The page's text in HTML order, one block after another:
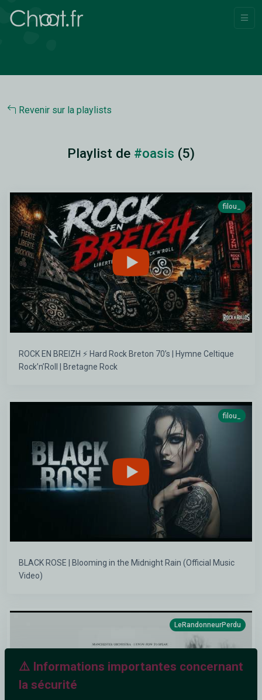
⚠️ Informations importantes concernant
la sécurité
Revenir sur la playlists
Playlist de #oasis (5)
filou_
ROCK EN BREIZH ⚡ Hard Rock Breton 70’s | Hymne Celtique
Rock’n’Roll | Bretagne Rock
filou_
BLACK ROSE | Blooming in the Midnight Rain (Official Music
Video)
LeRandonneurPerdu